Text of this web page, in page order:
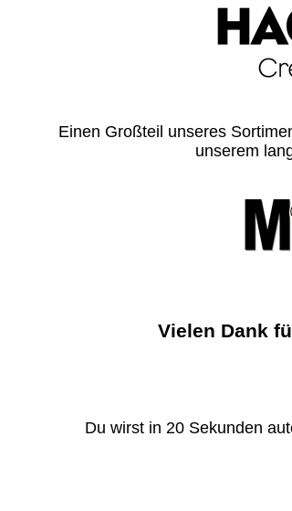
Einen Großteil unseres
unserem
Vielen Dank
Du wirst in 20 Sekunden